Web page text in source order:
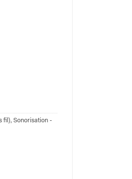
fil), Sonorisation -